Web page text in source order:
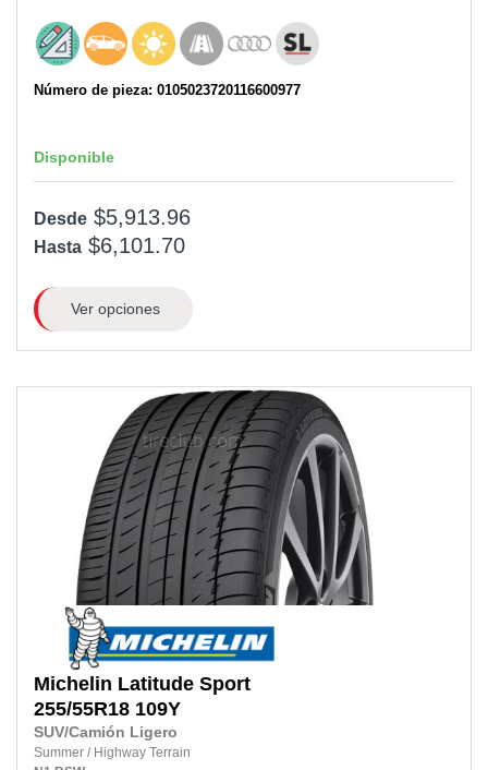
Número de pieza: 0105023720116600977
Disponible
Desde $5,913.96
Hasta $6,101.70
Ver opciones
Michelin Latitude Sport
255/55R18 109Y
SUV/Camión Ligero
Summer / Highway Terrain